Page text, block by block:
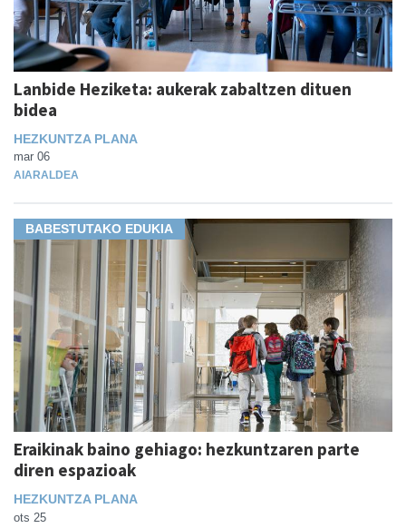
Lanbide Heziketa: aukerak zabaltzen dituen
bidea
HEZKUNTZA PLANA
mar 06
AIARALDEA
BABESTUTAKO EDUKIA
Eraikinak baino gehiago: hezkuntzaren parte
diren espazioak
HEZKUNTZA PLANA
ots 25